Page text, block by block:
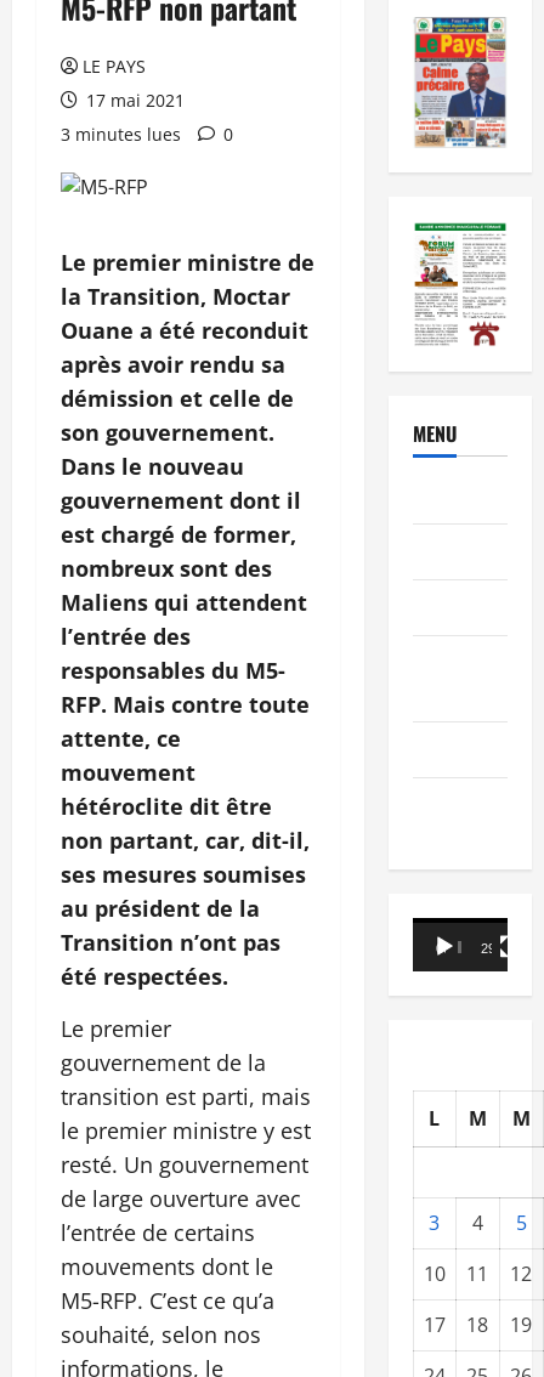
LE PAYS
17 mai 2021
3 minutes lues
0
Le premier ministre de
la Transition, Moctar
Ouane a été reconduit
après avoir rendu sa
démission et celle de
son gouvernement.
Dans le nouveau
gouvernement dont il
est chargé de former,
nombreux sont des
Maliens qui attendent
l’entrée des
responsables du M5-
RFP. Mais contre toute
attente, ce
mouvement
hétéroclite dit être
non partant, car, dit-il,
ses mesures soumises
au président de la
Transition n’ont pas
été respectées.
Le premier
gouvernement de la
transition est parti, mais
le premier ministre y est
resté. Un gouvernement
de large ouverture avec
l’entrée de certains
mouvements dont le
M5-RFP. C’est ce qu’a
souhaité, selon nos
informations, le
MENU
Lecteur
vidéo
00:00 29:21
L M M
3 4
5
10
11
12
17
18
19